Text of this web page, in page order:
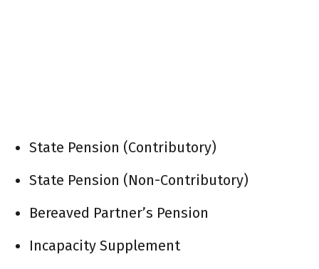
State Pension (Contributory)
State Pension (Non-Contributory)
Bereaved Partner’s Pension
Incapacity Supplement